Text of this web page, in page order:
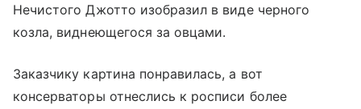
Нечистого Джотто изобразил в виде черного
козла, виднеющегося за овцами.
Заказчику картина понравилась, а вот
консерваторы отнеслись к росписи более